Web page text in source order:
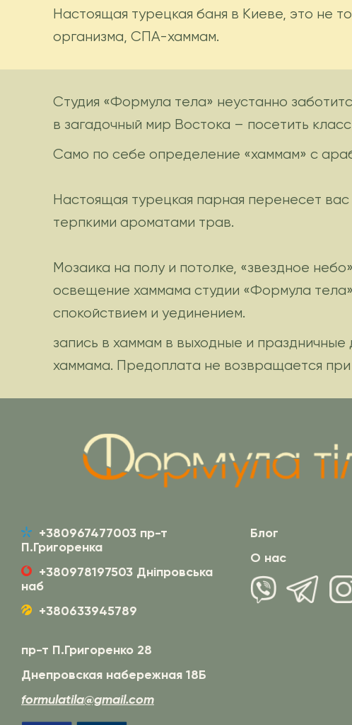
Настоящая турецкая баня в Киеве, это не
организма, СПА-хаммам.
Студия «Формула тела» неустанно
в загадочный мир Востока – посетить
Само по себе определение «хаммам» с
Настоящая турецкая парная перенесет
терпкими ароматами трав.
Мозаика на полу и потолке, «звездное
освещение хаммама студии «Формула
спокойствием и уединением.
запись в хаммам в выходные и
хаммама. Предоплата не возвращается
+380967477003 пр-т
П.Григоренка
+380978197503 Дніпровська
наб
+380633945789
Блог
О нас
пр-т П.Григоренко 28
Днепровская набережная 18Б
formulatila@gmail.com